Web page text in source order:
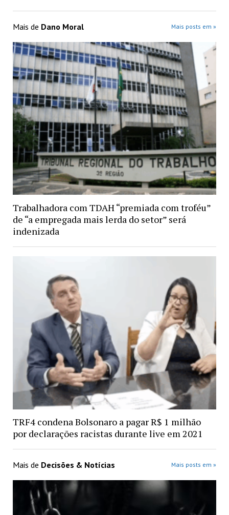
Mais de Dano Moral Mais posts em »
Trabalhadora com TDAH “premiada com troféu”
de “a empregada mais lerda do setor” será
indenizada
TRF4 condena Bolsonaro a pagar R$ 1 milhão
por declarações racistas durante live em 2021
Mais de Decisões & Notícias Mais posts em »